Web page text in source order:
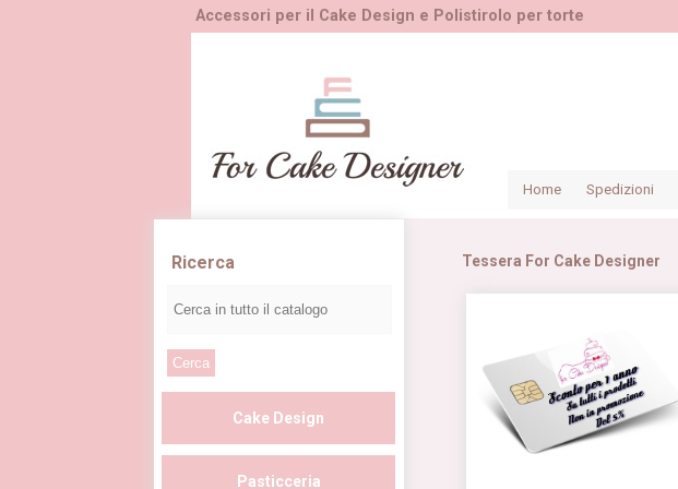
Accessori per il Cake Design e Polistirolo per torte
Home
Spedizioni
Ricerca
Cake Design
Pasticceria
Tessera For Cake Designer